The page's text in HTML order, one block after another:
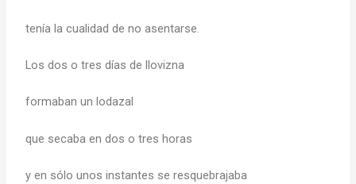
tenía la cualidad de no asentarse.
Los dos o tres días de llovizna
formaban un lodazal
que secaba en dos o tres horas
y en sólo unos instantes se resquebrajaba